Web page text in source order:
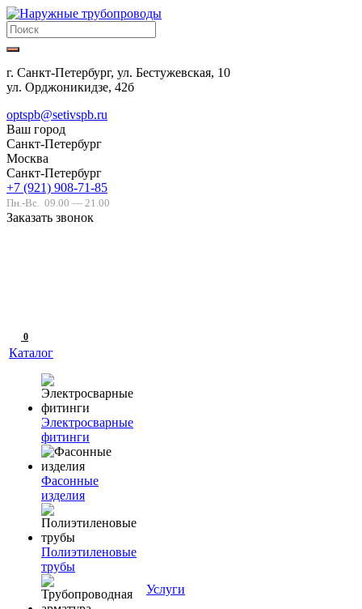
г. Санкт-Петербург, ул. Бестужевская, 10
ул. Орджоникидзе, 42б
optspb@setivspb.ru
Ваш город
Санкт-Петербург
Москва
Санкт-Петербург
+7 (921) 908-71-85
Пн.-Вс. 09.00 — 21.00
Заказать звонок
0
Каталог
Электросварные
фитинги
Фасонные
изделия
Полиэтиленовые
трубы
Услуги